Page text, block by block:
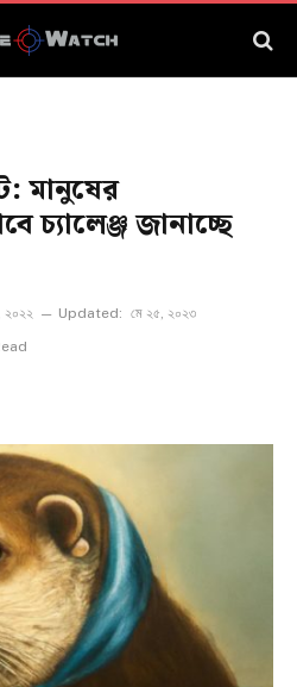
মানুষের
চ্যালেঞ্জ জানাচ্ছে
২০২২ Updated: মে ২৫, ২০২৩